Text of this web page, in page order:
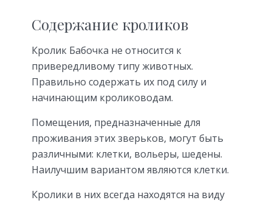
Содержание кроликов
Кролик Бабочка не относится к
привередливому типу животных.
Правильно содержать их под силу и
начинающим кролиководам.
Помещения, предназначенные для
проживания этих зверьков, могут быть
различными: клетки, вольеры, шедены.
Наилучшим вариантом являются клетки.
Кролики в них всегда находятся на виду